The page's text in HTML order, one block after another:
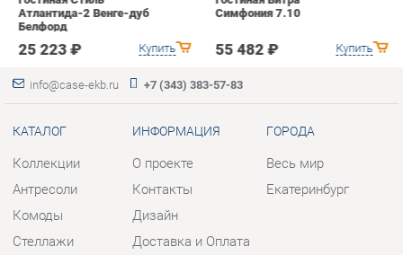
Коллекции
Антресоли
Стеллажи
Шкафы
Комплектующие
О проекте
Контакты
Доставка и Оплата
Гарантия
Помощь
Весь мир
Екатеринбург
КОНТАКТЫ